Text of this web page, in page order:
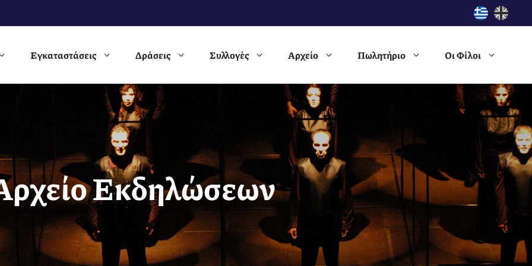
Εγκαταστάσεις Δράσεις Συλλογές Αρχείο Πωλητήριο Οι Φίλοι
Εκδηλώσεων